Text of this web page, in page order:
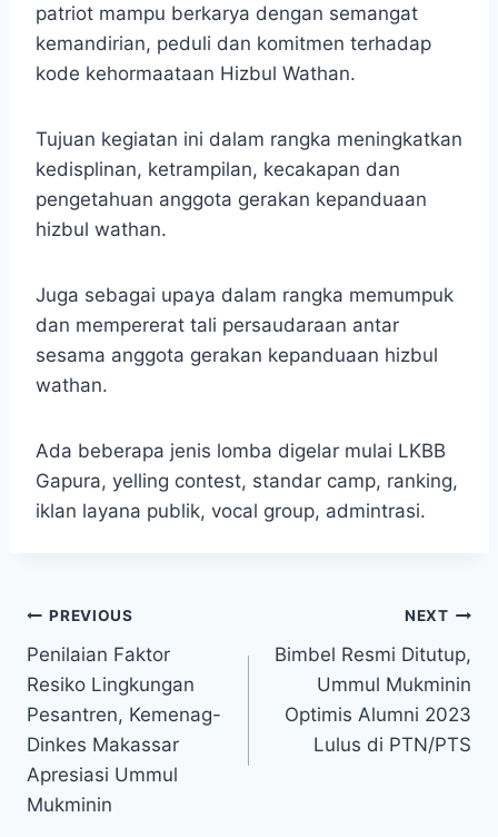
patriot mampu berkarya dengan semangat
kemandirian, peduli dan komitmen terhadap
kode kehormaataan Hizbul Wathan.
Tujuan kegiatan ini dalam rangka meningkatkan
kedisplinan, ketrampilan, kecakapan dan
pengetahuan anggota gerakan kepanduaan
hizbul wathan.
Juga sebagai upaya dalam rangka memumpuk
dan mempererat tali persaudaraan antar
sesama anggota gerakan kepanduaan hizbul
wathan.
Ada beberapa jenis lomba digelar mulai LKBB
Gapura, yelling contest, standar camp, ranking,
iklan layana publik, vocal group, admintrasi.
PREVIOUS
Penilaian Faktor
Resiko Lingkungan
Pesantren, Kemenag-
Dinkes Makassar
Apresiasi Ummul
Mukminin
NEXT
Bimbel Resmi Ditutup,
Ummul Mukminin
Optimis Alumni 2023
Lulus di PTN/PTS